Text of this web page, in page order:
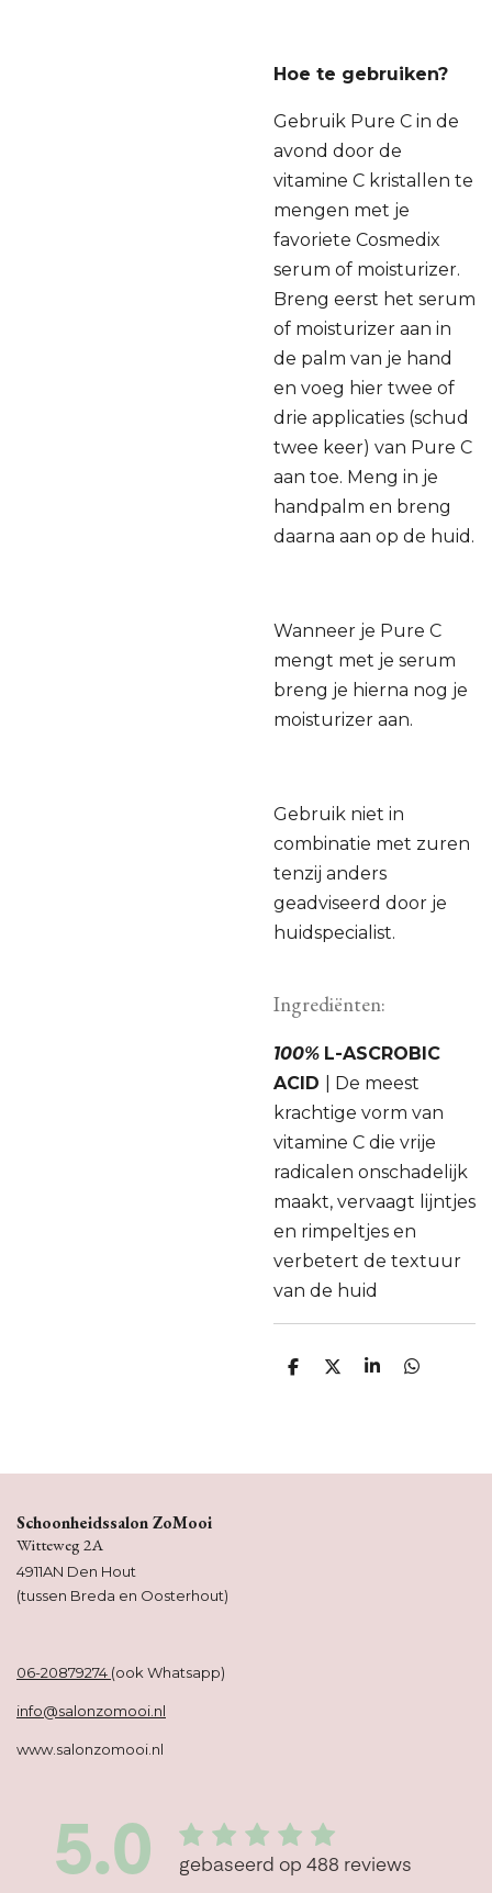
Hoe te gebruiken?
Gebruik Pure C in de
avond door de
vitamine C kristallen te
mengen met je
favoriete Cosmedix
serum of moisturizer.
Breng eerst het serum
of moisturizer aan in
de palm van je hand
en voeg hier twee of
drie applicaties (schud
twee keer) van Pure C
aan toe. Meng in je
handpalm en breng
daarna aan op de huid.
Wanneer je Pure C
mengt met je serum
breng je hierna nog je
moisturizer aan.
Gebruik niet in
combinatie met zuren
tenzij anders
geadviseerd door je
huidspecialist.
Ingrediënten:
100% L-ASCROBIC
ACID
| De meest
krachtige vorm van
vitamine C die vrije
radicalen onschadelijk
maakt, vervaagt lijntjes
en rimpeltjes en
verbetert de textuur
van de huid
D
D
S
D
Schoonheidssalon ZoMooi
Witteweg 2A
4911AN Den Hout
(tussen Breda en Oosterhout)
06-20879274 (ook Whatsapp)
info@salonzomooi.nl
www.salonzomooi.nl